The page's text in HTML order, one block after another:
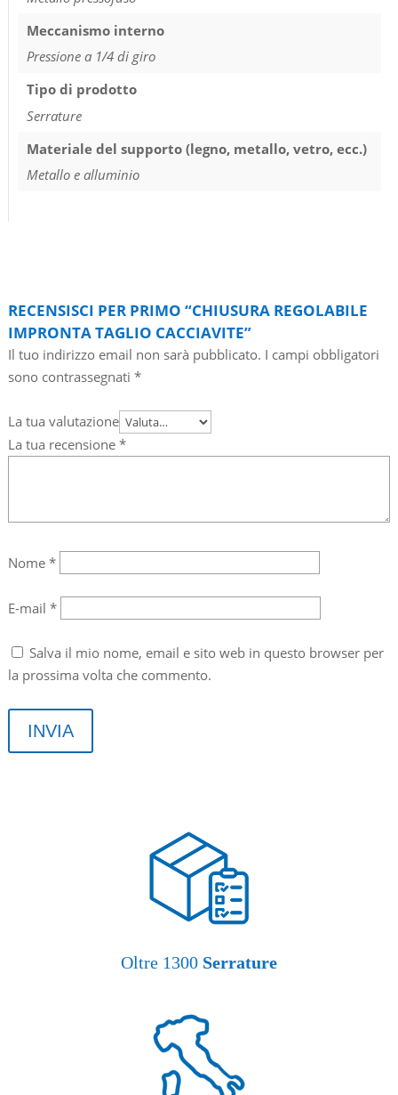
Meccanismo interno
Pressione a 1/4 di giro
Tipo di prodotto
Serrature
Materiale del supporto (legno, metallo, vetro, ecc.)
Metallo e alluminio
RECENSISCI PER PRIMO “CHIUSURA REGOLABILE
IMPRONTA TAGLIO CACCIAVITE”
Il tuo indirizzo email non sarà pubblicato. I campi obbligatori
sono contrassegnati *
La tua valutazione
La tua recensione *
Nome *
E-mail *
Salva il mio nome, email e sito web in questo browser per
la prossima volta che commento.
INVIA
Oltre 1300 Serrature